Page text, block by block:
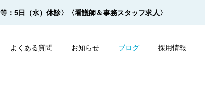
：5日（水）休診〉 〈看護師＆事務スタッフ求人〉
よくある質問 お知らせ ブログ 採用情報